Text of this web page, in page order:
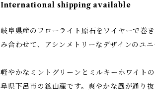
International shipping available
岐阜県産のフローライト原石をワイヤーで巻
み合わせて、アシンメトリーなデザインのユ
軽やかなミントグリーンとミルキーホワイト
阜県下呂市の鉱山産です。爽やかな風が通り